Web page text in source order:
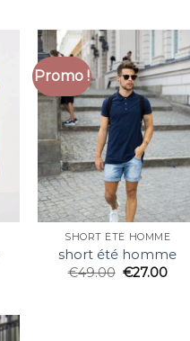
Promo !
SHORT ÉTÉ HOMME
short été homme
€49.00 €27.00